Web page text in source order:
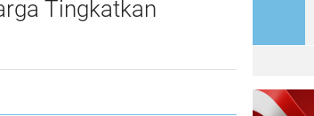
Tingkatkan